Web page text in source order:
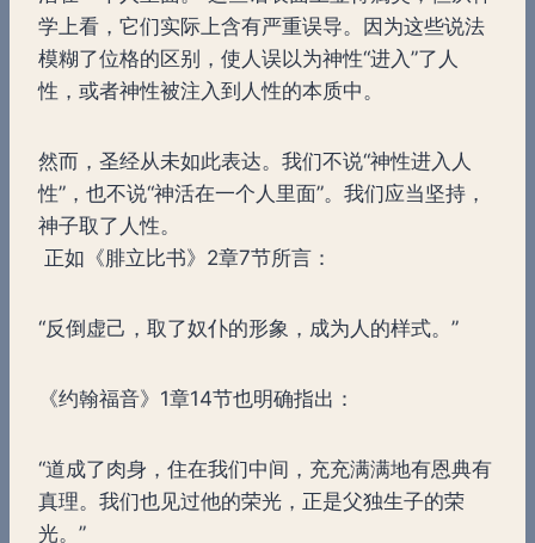
学上看，它们实际上含有严重误导。因为这些说法
模糊了位格的区别，使人误以为神性“进入”了人
性，或者神性被注入到人性的本质中。
然而，圣经从未如此表达。我们不说“神性进入人
性”，也不说“神活在一个人里面”。我们应当坚持，
神子取了人性。
正如《腓立比书》2章7节所言：
“反倒虚己，取了奴仆的形象，成为人的样式。”
《约翰福音》1章14节也明确指出：
“道成了肉身，住在我们中间，充充满满地有恩典有
真理。我们也见过他的荣光，正是父独生子的荣
光。”